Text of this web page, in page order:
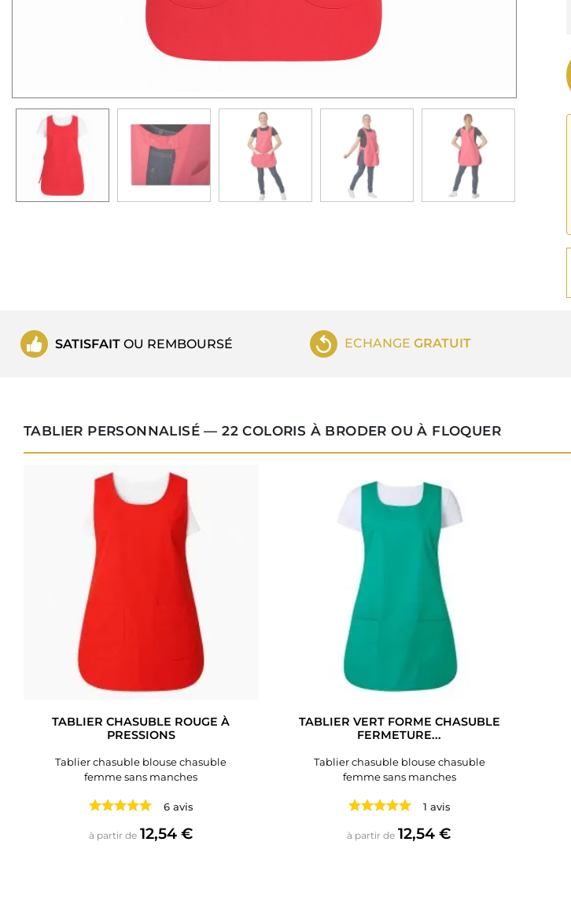
SATISFAITOU REMBOURSÉ ECHANGEGRATUIT
TABLIER PERSONNALISÉ — 22 COLORIS À BRODER OU À FLOQUER
TABLIER CHASUBLE ROUGE À
PRESSIONS
Tablier chasuble blouse chasuble
femme sans manches
6 avis
à partir de Prix
12,54 €
TABLIER VERT FORME CHASUBLE
FERMETURE...
Tablier chasuble blouse chasuble
femme sans manches
1 avis
à partir de Prix
12,54 €